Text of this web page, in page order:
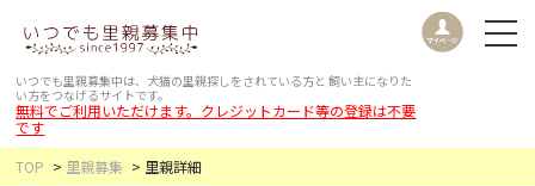
いつでも里親募集中は、犬猫の里親探しをされている方と 飼い主になりた
い方をつなげるサイトです。
無料でご利用いただけます。クレジットカード等の登録は不要
です
TOP
里親募集 里親詳細